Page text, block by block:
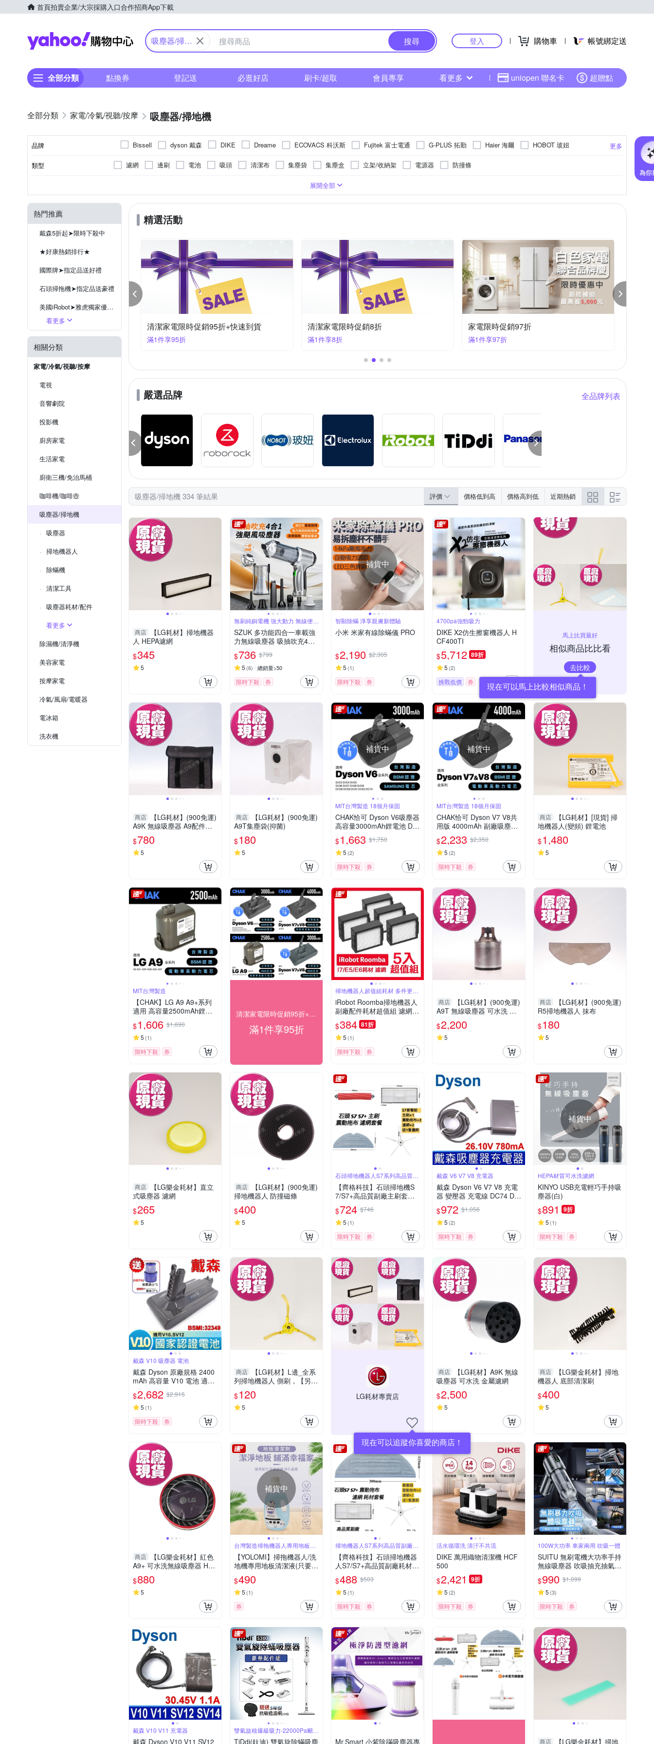
首頁拍賣企業/大宗採購入口合作招商App下載
Yahoo購物中心
吸塵器/掃地
搜尋 登入 購物車 帳號綁定送
全部分類 點換券 登記送 必逛好店 刷卡/超取 會員專享 看更多 uniopen 聯名卡 超贈點
家電/冷氣/視聽/按摩 吸塵器/掃地機
品牌 更多
Bissell dyson 戴森 DIKE Dreame ECOVACS 科沃斯 Fujitek 富士電通 G-PLUS 拓勤 Haier 海爾
HOBOT 玻妞
HOTO
iRobot KINYO LG 樂金 Mr.Smart PHILIPS 飛利浦 Roborock 石頭科技 SANLUX 台灣三洋
類型 濾網 邊刷 電池 吸頭 清潔布 集塵袋 集塵盒 立架/收納架 電源器 防撞條
110~220V
展開全部
熱門推薦
戴森5折起➤限時下殺中
★好康熱銷排行★
國際牌➤指定品送好禮
石頭掃拖機➤指定品送豪禮
美國iRobot➤雅虎獨家優惠價
LG吸塵 ➤限時優惠中
小米➤限時優惠中
日立➤掃拖機器人新上市
看更多
相關分類
家電/冷氣/視聽/按摩
電視
音響劇院
投影機
廚房家電
生活家電
廚衛三機/免治馬桶
咖啡機/咖啡壺
吸塵器/掃地機
吸塵器
掃地機器人
除蟎機
清潔工具
吸塵器耗材/配件
看更多
除濕機/清淨機
美容家電
按摩家電
冷氣/風扇/電暖器
電冰箱
洗衣機
精選活動
電限時促銷88折+快速到貨 清潔家電限時促銷95折+快速到貨
滿1件享95折
清潔家電限時促銷8折
滿1件享8折
家電限時促銷97折
滿1件享97折
嚴選品牌 全品牌列表
吸塵器/掃地機 334 筆結果 評價 價格低到高 價格高到低 近期熱銷
商店
【LG耗材】掃地機器
人 HEPA濾網
$345
5
無刷純銅電機 強大動力 無線便攜
車家兩用
SZUK 多功能四合一車載強
力無線吸塵器 吸抽吹充4合1
除塵器 家車兩用手持吹氣機
充氣機 抽氣機
$736 $799
5 (6) 總銷量>50
限時下殺 券
補貨中
智顯除蟎 淨享親膚新體驗
小米 米家有線除蟎儀 PRO
$2,190 $2,305
5 (1)
限時下殺 券
4700pa強勁吸力
DIKE X2仿生擦窗機器人 H
CF400TI
$5,712 89折
5 (2)
挑戰低價 券
馬上比買最好
相似商品比比看
去比較
現在可以馬上比較相似商品！
商店
【LG耗材】(900免運)
A9K 無線吸塵器 A9配件收
納袋
$780
5
商店
【LG耗材】(900免運)
A9T集塵袋(抑菌)
$180
5
補貨中
MIT台灣製造 18個月保固
CHAK恰可 Dyson V6吸塵器
高容量3000mAh鋰電池 DC
6230(Dyson 副廠電池 戴森
吸塵器配件)
$1,663 $1,750
5 (2)
限時下殺 券
補貨中
MIT台灣製造 18個月保固
CHAK恰可 Dyson V7 V8共
用版 4000mAh 副廠吸塵器
鋰電池 DC8240(Dyson 副
廠電池 戴森吸塵器配件)
$2,233 $2,350
5 (2)
限時下殺 券
商店
【LG耗材】[現貨] 掃
地機器人(變頻) 鋰電池
$1,480
5
MIT台灣製造
【CHAK】LG A9 A9+系列
適用 高容量2500mAh鋰電
池 DC9025(LG 副廠電池 樂
金吸塵器配件)
$1,606 $1,690
5 (1)
限時下殺 券
清潔家電限時促銷95折+快速到貨
滿1件享95折
掃地機器人超值組耗材 多件更划
算
iRobot Roomba掃地機器人
副廠配件耗材超值組 濾網 5
入
$384 81折
5 (1)
限時下殺 券
商店
【LG耗材】(900免運)
A9T 無線吸塵器 可水洗 金
屬濾網
$2,200
5
商店
【LG耗材】(900免運)
R5掃地機器人 抹布
$180
5
商店
【LG樂金耗材】直立
式吸塵器 濾網
$265
5
商店
【LG耗材】(900免運)
掃地機器人 防撞磁條
$400
5
石頭掃地機器人S7系列高品質副
廠主刷套餐
【齊格科技】石頭掃地機S
7/S7+高品質副廠主刷套餐
耗材配件組(1個主刷+2片震
動拖布+2個濾網+送1隻邊
刷)
$724 $746
5 (1)
限時下殺 券
戴森 V6 V7 V8 充電器
戴森 Dyson V6 V7 V8 充電
器 變壓器 充電線 DC74 DC
59 DC58 DC62 DC61 SV10
SV09 SV07 SV05 SV03 SV0
4 SV06 SV08 SV11
$972 $1,056
5 (2)
限時下殺 券
補貨中
HEPA材質可水洗濾網
KINYO USB充電輕巧手持吸
塵器(白)
$891 9折
5 (1)
限時下殺 券
戴森 V10 吸塵器 電池
戴森 Dyson 原廠規格 2400
mAh 高容量 V10 電池 適用
SV12 加贈後置濾心 與 拆機
螺絲刀
$2,682 $2,915
5 (1)
限時下殺 券
商店
【LG耗材】L邊_全系
列掃地機器人 側刷，【另有
賣R邊，R與L不通用】
$120
5
LG耗材專賣店
現在可以追蹤你喜愛的商店！
商店
【LG耗材】A9K 無線
吸塵器 可水洗 金屬濾網
$2,500
5
商店
【LG樂金耗材】掃地
機器人 底部清潔刷
$400
5
商店
【LG樂金耗材】紅色
A9+ 可水洗無線吸塵器 HEP
A濾網。A9通用
$880
5
補貨中
台灣製造掃拖機器人專用地板清
潔液
【YOLOMI】掃拖機器人/洗
地機專用地板清潔液(只要有
水箱功能皆適用)
$490
5 (1)
券
掃地機器人S7系列高品質副廠耗
材配件組
【齊格科技】石頭掃地機器
人S7/S7+高品質副廠耗材配
件組(2片拖布+2個濾網+送1
隻邊刷)
$488 $503
5 (1)
限時下殺 券
活水循環洗 清汙不共流
DIKE 萬用織物清潔機 HCF
500
$2,421 9折
5 (2)
限時下殺 券
100W大功率 車家兩用 吹吸一體
SUITU 無刷電機大功率手持
無線吸塵器 吹吸抽充抽氣多
功能除塵器 數顯車載吹塵器
車家寵三用
$990 $1,099
5 (3)
限時下殺 券
戴森 V10 V11 充電器
戴森 Dyson V10 V11 SV12
雙氣旋核爆級吸力-22000Pa颶風
橫掃
TiDdi(鈦迪) 雙氣旋除蟎吸塵 Mr.Smart 小紫除蹣吸塵器專 商店 【LG樂金耗材】掃地